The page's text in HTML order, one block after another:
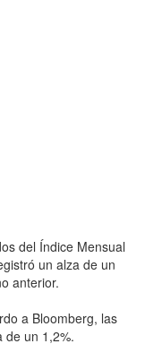
del Índice Mensual
un alza de un
anterior.
a Bloomberg, las
de un 1,2%.